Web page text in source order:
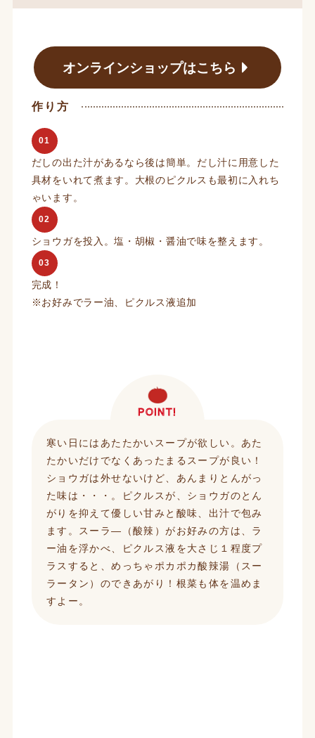
オンラインショップはこちら
作り方
01
だしの出た汁があるなら後は簡単。だし汁に用意した
具材をいれて煮ます。大根のピクルスも最初に入れち
ゃいます。
02
ショウガを投入。塩・胡椒・醤油で味を整えます。
03
完成！
※お好みでラー油、ピクルス液追加
POINT!
寒い日にはあたたかいスープが欲しい。あた
たかいだけでなくあったまるスープが良い！
ショウガは外せないけど、あんまりとんがっ
た味は・・・。ピクルスが、ショウガのとん
がりを抑えて優しい甘みと酸味、出汁で包み
ます。スーラ―（酸辣）がお好みの方は、ラ
ー油を浮かべ、ピクルス液を大さじ１程度プ
ラスすると、めっちゃポカポカ酸辣湯（スー
ラータン）のできあがり！根菜も体を温めま
すよー。